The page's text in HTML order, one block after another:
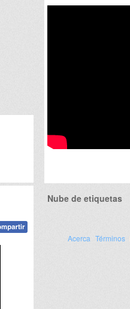
Nube de etiquetas
Acerca Términos